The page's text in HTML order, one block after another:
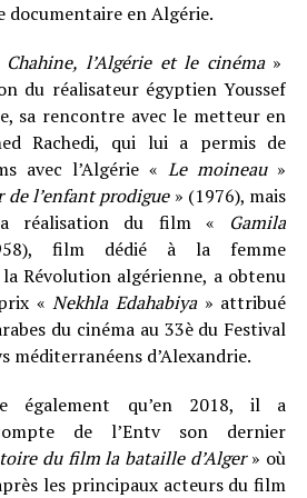
en Algérie.
Chahine, l’Algérie et le cinéma»
du réalisateur égyptien Youssef
sa rencontre avec le metteur en
Rachedi, qui lui a permis de
avec l’Algérie «Le moineau»
de l’enfant prodigue» (1976), mais
réalisation du film « Gamila
film dédié à la femme
Révolution algérienne, a obtenu
«Nekhla Edahabiya» attribué
du cinéma au 33è du Festival
méditerranéens d’Alexandrie.
également qu’en 2018, il a
de l’Entv son dernier
du film la bataille d’Alger» où
les principaux acteurs du film